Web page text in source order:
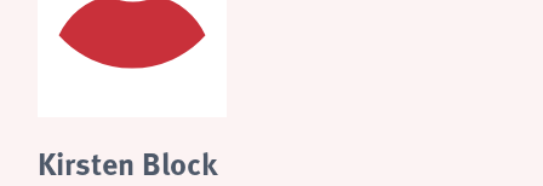
Kirsten Block